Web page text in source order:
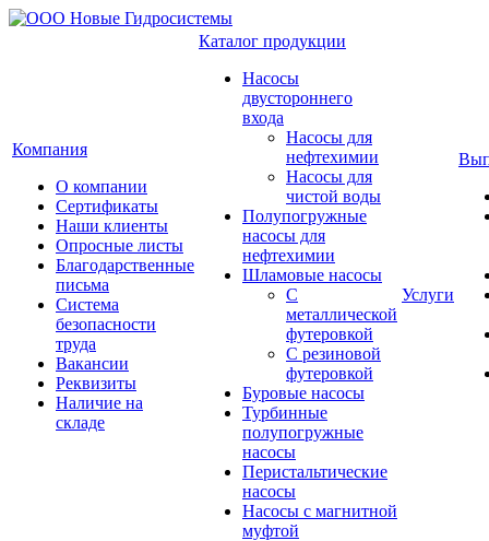
Компания
О компании
Сертификаты
Наши клиенты
Опросные листы
Благодарственные
письма
Система
безопасности
труда
Вакансии
Реквизиты
Наличие на
складе
Каталог продукции
Насосы
двустороннего
входа
Насосы для
нефтехимии
Насосы для
чистой воды
Полупогружные
насосы для
нефтехимии
Шламовые насосы
С
металлической
футеровкой
С резиновой
футеровкой
Буровые насосы
Турбинные
полупогружные
насосы
Перистальтические
насосы
Насосы с магнитной
муфтой
Услуги